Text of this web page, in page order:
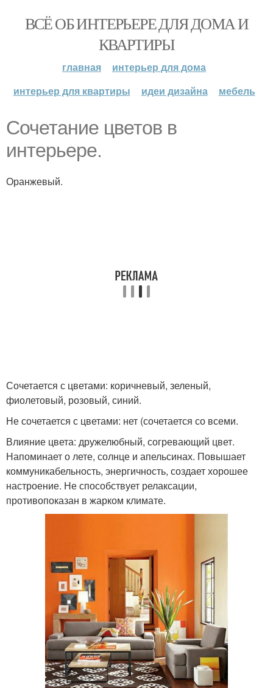
ВСЁ ОБ ИНТЕРЬЕРЕ ДЛЯ ДОМА И
КВАРТИРЫ
главная
интерьер для дома
интерьер для квартиры
идеи дизайна мебель
Сочетание цветов в
интерьере.
Оранжевый.
Сочетается с цветами: коричневый, зеленый,
фиолетовый, розовый, синий.
Не сочетается с цветами: нет (сочетается со всеми.
Влияние цвета: дружелюбный, согревающий цвет.
Напоминает о лете, солнце и апельсинах. Повышает
коммуникабельность, энергичность, создает хорошее
настроение. Не способствует релаксации,
противопоказан в жарком климате.